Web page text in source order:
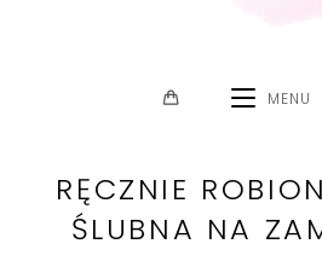
MENU
RĘCZNIE
ŚLUBNA NA